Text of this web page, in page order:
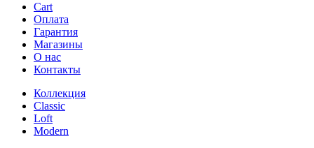
Cart
Оплата
Гарантия
Магазины
О нас
Контакты
Коллекция
Classic
Loft
Modern